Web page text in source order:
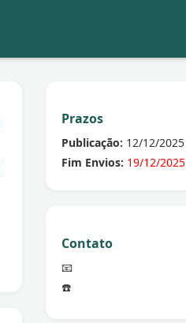
Prazos
Publicação: 12/12/2025
Fim Envios: 19/12/2025
Contato
📧
☎️